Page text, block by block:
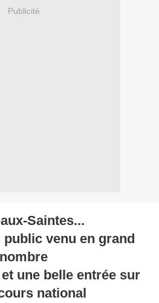
Publicité
Saintes...
venu en grand
nombre
une belle entrée sur
national